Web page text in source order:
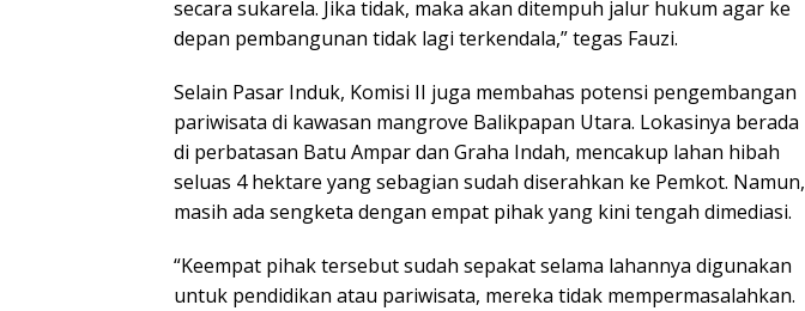
secara sukarela. Jika tidak, maka akan ditempuh jalur hukum agar ke
depan pembangunan tidak lagi terkendala,” tegas Fauzi.
Selain Pasar Induk, Komisi II juga membahas potensi pengembangan
pariwisata di kawasan mangrove Balikpapan Utara. Lokasinya berada
di perbatasan Batu Ampar dan Graha Indah, mencakup lahan hibah
seluas 4 hektare yang sebagian sudah diserahkan ke Pemkot. Namun,
masih ada sengketa dengan empat pihak yang kini tengah dimediasi.
“Keempat pihak tersebut sudah sepakat selama lahannya digunakan
untuk pendidikan atau pariwisata, mereka tidak mempermasalahkan.